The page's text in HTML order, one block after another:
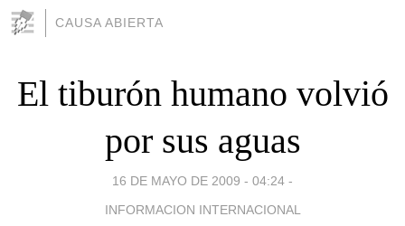
CAUSA ABIERTA
El tiburón humano volvió
por sus aguas
16 DE MAYO DE 2009 - 04:24 -
INFORMACION INTERNACIONAL